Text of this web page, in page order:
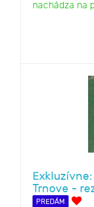
nachádza na
Trnove -
PREDÁM